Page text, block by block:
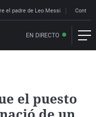
el padre de Leo Messi
EN DIRECTO
el puesto